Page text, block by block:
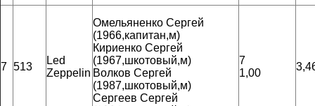
7 513
Led
Zeppelin
Омельяненко Сергей
(1966,капитан,м)
Кириенко Сергей
(1967,шкотовый,м)
Волков Сергей
(1987,шкотовый,м)
Сергеев Сергей
7
1,00